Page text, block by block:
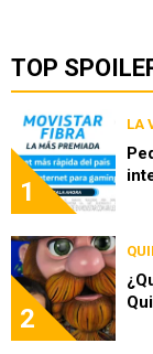
TOP
1
LA
2